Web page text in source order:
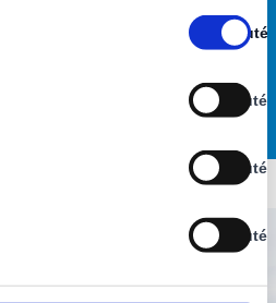
Zapnuté
Vypnuté
Vypnuté
Vypnuté
27°